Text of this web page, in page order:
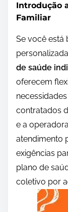
Introdução
Familiar
Se você está
de saúde
oferecem
contratados
e a
atendimento
exigências
plano de
coletivo por